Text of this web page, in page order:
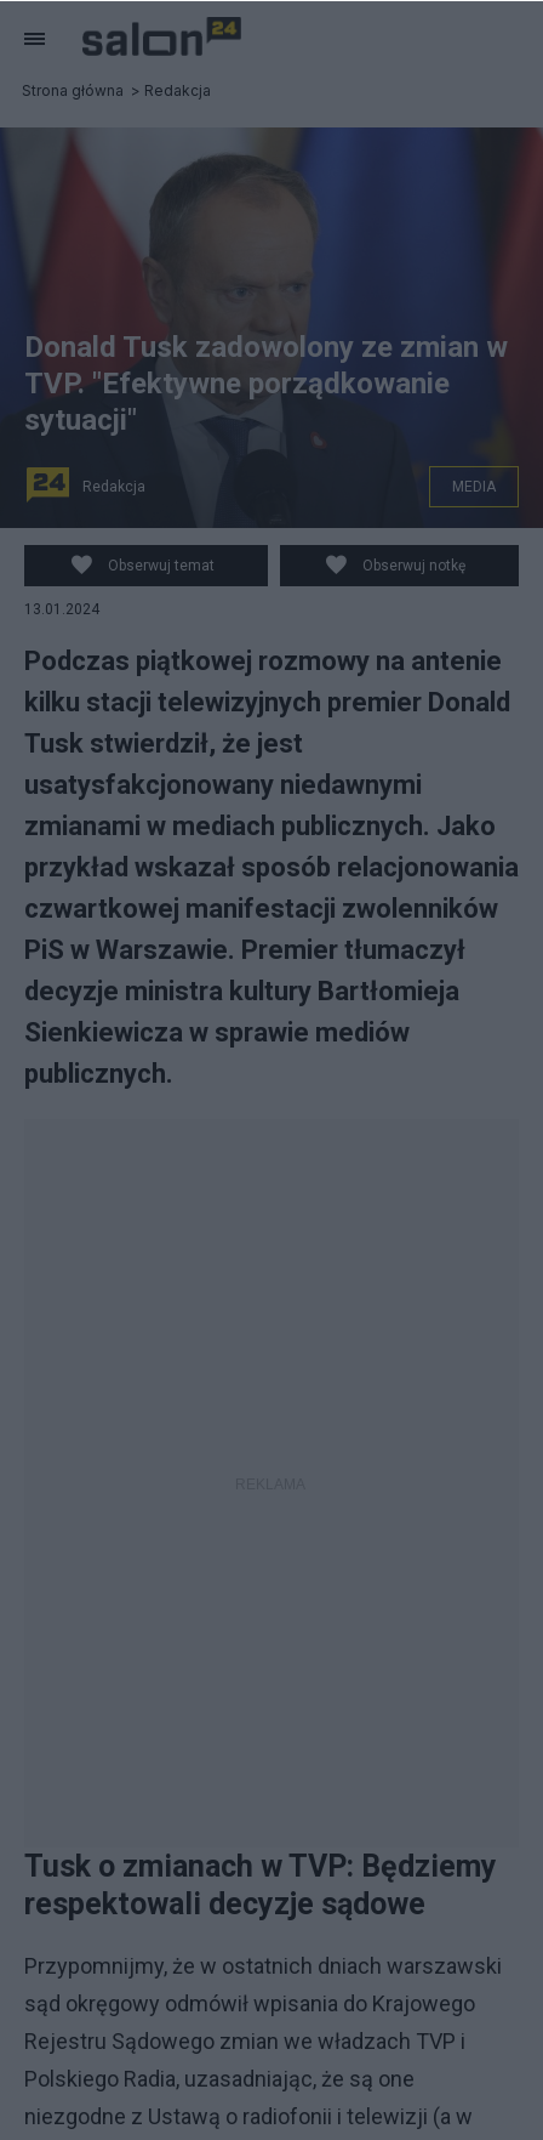
Strona główna Redakcja
Donald Tusk. Fot. PAP
Donald Tusk zadowolony ze zmian w
TVP. "Efektywne porządkowanie
sytuacji"
Redakcja MEDIA
Obserwuj temat Obserwuj notkę
13.01.2024
Podczas piątkowej rozmowy na antenie
kilku stacji telewizyjnych premier Donald
Tusk stwierdził, że jest
usatysfakcjonowany niedawnymi
zmianami w mediach publicznych. Jako
przykład wskazał sposób relacjonowania
czwartkowej manifestacji zwolenników
PiS w Warszawie. Premier tłumaczył
decyzje ministra kultury Bartłomieja
Sienkiewicza w sprawie mediów
publicznych.
Tusk o zmianach w TVP: Będziemy
respektowali decyzje sądowe
Przypomnijmy, że w ostatnich dniach warszawski
sąd okręgowy odmówił wpisania do Krajowego
Rejestru Sądowego zmian we władzach TVP i
Polskiego Radia, uzasadniając, że są one
niezgodne z Ustawą o radiofonii i telewizji (a w